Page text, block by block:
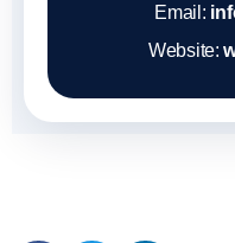
Email:
Website: